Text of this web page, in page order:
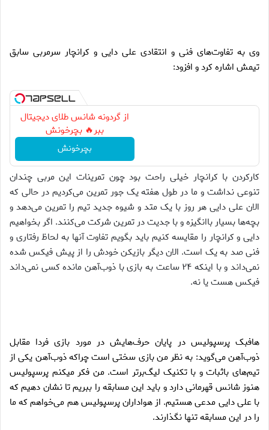
وی به تفاوت‌های فنی و انتقادی علی دایی و کرانچار سرمربی سابق
تیمش اشاره کرد و افزود:
از گردونه شانس طلای دیجیتال
ببر🔥 بچرخونش
بچرخونش
کارکردن با کرانچار خیلی راحت بود چون تمرینات این مربی چندان
تنوعی نداشت و ما در طول هفته یک جور تمرین می‌کردیم در حالی که
الان علی دایی هر روز با یک متد و شیوه جدید تیم را تمرین می‌دهد و
بچه‌ها بسیار باانگیزه و با جدیت در تمرین شرکت می‌کنند. اگر بخواهیم
دایی و کرانچار را مقایسه کنیم باید بگویم تفاوت آنها به لحاظ رفتاری و
فنی صد به یک است. الان دیگر بازیکن خودش را از پیش فیکس شده
نمی‌داند و با اینکه ۲۴ ساعت به بازی با ذوب‌آهن مانده کسی نمی‌داند
فیکس هست یا نه.
هافبک پرسپولیس در پایان حرف‌هایش در مورد بازی فردا مقابل
ذوب‌آهن می‌گوید: به نظر من بازی سختی است چرا‌که ذوب‌آهن یکی از
تیم‌های باثبات و با تکنیک لیگ‌برتر است. من فکر میکنم پرسپولیس
هنوز شانس قهرمانی دارد و باید این مسابقه را ببریم تا نشان دهیم که
با علی دایی مدعی هستیم. از هواداران پرسپولیس هم می‌خواهم که ما
را در این مسابقه تنها نگذارند.